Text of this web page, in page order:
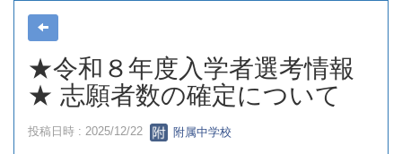
★令和８年度入学者選考情報
★ 志願者数の確定について
投稿日時 : 2025/12/22 附属中学校